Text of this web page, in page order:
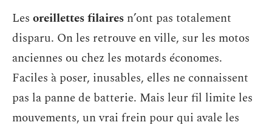
Les oreillettes filaires n’ont pas totalement
disparu. On les retrouve en ville, sur les motos
anciennes ou chez les motards économes.
Faciles à poser, inusables, elles ne connaissent
pas la panne de batterie. Mais leur fil limite les
mouvements, un vrai frein pour qui avale les